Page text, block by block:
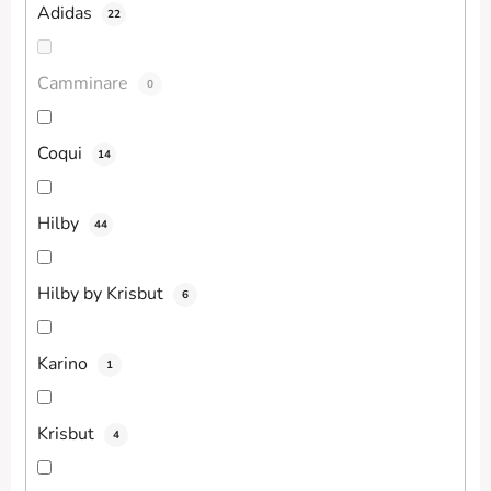
Adidas 22
Camminare 0
Coqui 14
Hilby 44
Hilby by Krisbut 6
Karino 1
Krisbut 4